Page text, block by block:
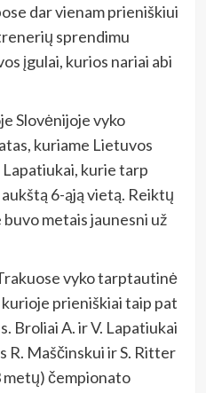
dar vienam prieniškiui
sprendimu
įgulai, kurios nariai abi
Slovėnijoje vyko
kuriame Lietuvos
Lapatiukai, kurie tarp
6-ąją vietą. Reiktų
metais jaunesni už
vyko tarptautinė
prieniškiai taip pat
Broliai A. ir V. Lapatiukai
R. Maščinskui ir S. Ritter
metų) čempionato